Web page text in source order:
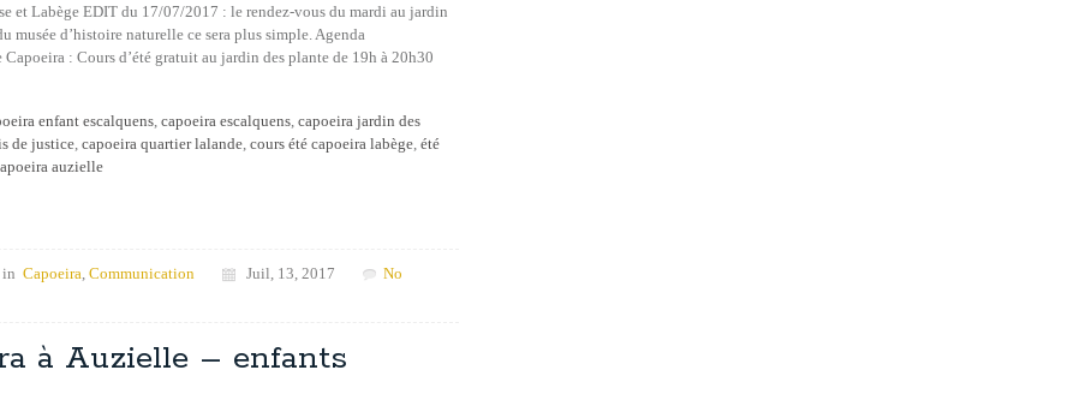
et Labège EDIT du 17/07/2017 : le rendez-vous du mardi au jardin
musée d’histoire naturelle ce sera plus simple. Agenda
: Cours d’été gratuit au jardin des plante de 19h à 20h30
enfant escalquens capoeira escalquens capoeira jardin des
de justice capoeira quartier lalande cours été capoeira labège été
auzielle
in Capoeira Communication Juil, 13, 2017
No
à Auzielle – enfants